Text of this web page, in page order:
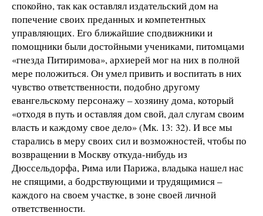
спокойно, так как оставлял издательский дом на
попечение своих преданных и компетентных
управляющих. Его ближайшие сподвижники и
помощники были достойными учениками, питомцами
«гнезда Питиримова», архиерей мог на них в полной
мере положиться. Он умел привить и воспитать в них
чувство ответственности, подобно другому
евангельскому персонажу – хозяину дома, который
«отходя в путь и оставляя дом свой, дал слугам своим
власть и каждому свое дело» (Мк. 13: 32). И все мы
старались в меру своих сил и возможностей, чтобы по
возвращении в Москву откуда-нибудь из
Дюссельдорфа, Рима или Парижа, владыка нашел нас
не спящими, а бодрствующими и трудящимися –
каждого на своем участке, в зоне своей личной
ответственности.